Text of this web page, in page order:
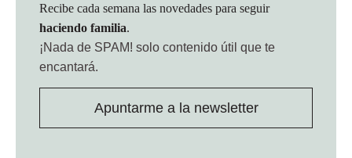
Recibe cada semana las novedades para seguir
haciendo familia.
¡Nada de SPAM! solo contenido útil que te
encantará.
Apuntarme a la newsletter